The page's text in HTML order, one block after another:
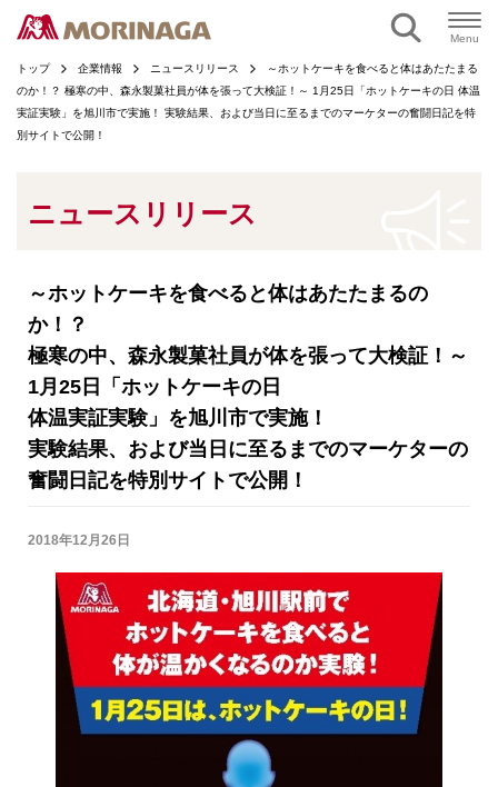
Menu
トップ 企業情報 ニュースリリース
～ホットケーキを食べると体はあたたまる
のか！？ 極寒の中、森永製菓社員が体を張って大検証！～ 1月25日「ホットケーキの日 体温
実証実験」を旭川市で実施！ 実験結果、および当日に至るまでのマーケターの奮闘日記を特
別サイトで公開！
ニュースリリース
～ホットケーキを食べると体はあたたまるの
か！？
極寒の中、森永製菓社員が体を張って大検証！～
1月25日「ホットケーキの日
体温実証実験」を旭川市で実施！
実験結果、および当日に至るまでのマーケターの
奮闘日記を特別サイトで公開！
2018年12月26日